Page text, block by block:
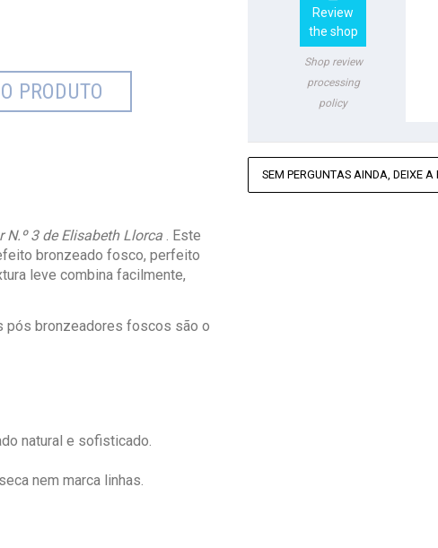
PRODUTO
N.º 3 de Elisabeth Llorca . Este
bronzeado fosco, perfeito
leve combina facilmente,
pós bronzeadores foscos são o
natural e sofisticado.
nem marca linhas.
Review
the shop
Shop review
processing
policy
SEM PERGUNTAS AINDA, DEIXE A